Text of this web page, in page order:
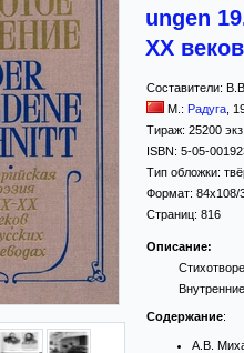
ungen
XX
Составители:
М.: Радуга
Тираж: 25200 экз.
ISBN: 5-05-
Тип обложки:
Формат: 84x108/
Страниц: 816
Описание:
Содержание:
А.В.